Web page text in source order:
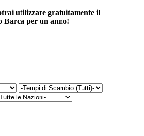
utilizzare gratuitamente il
Barca per un anno!